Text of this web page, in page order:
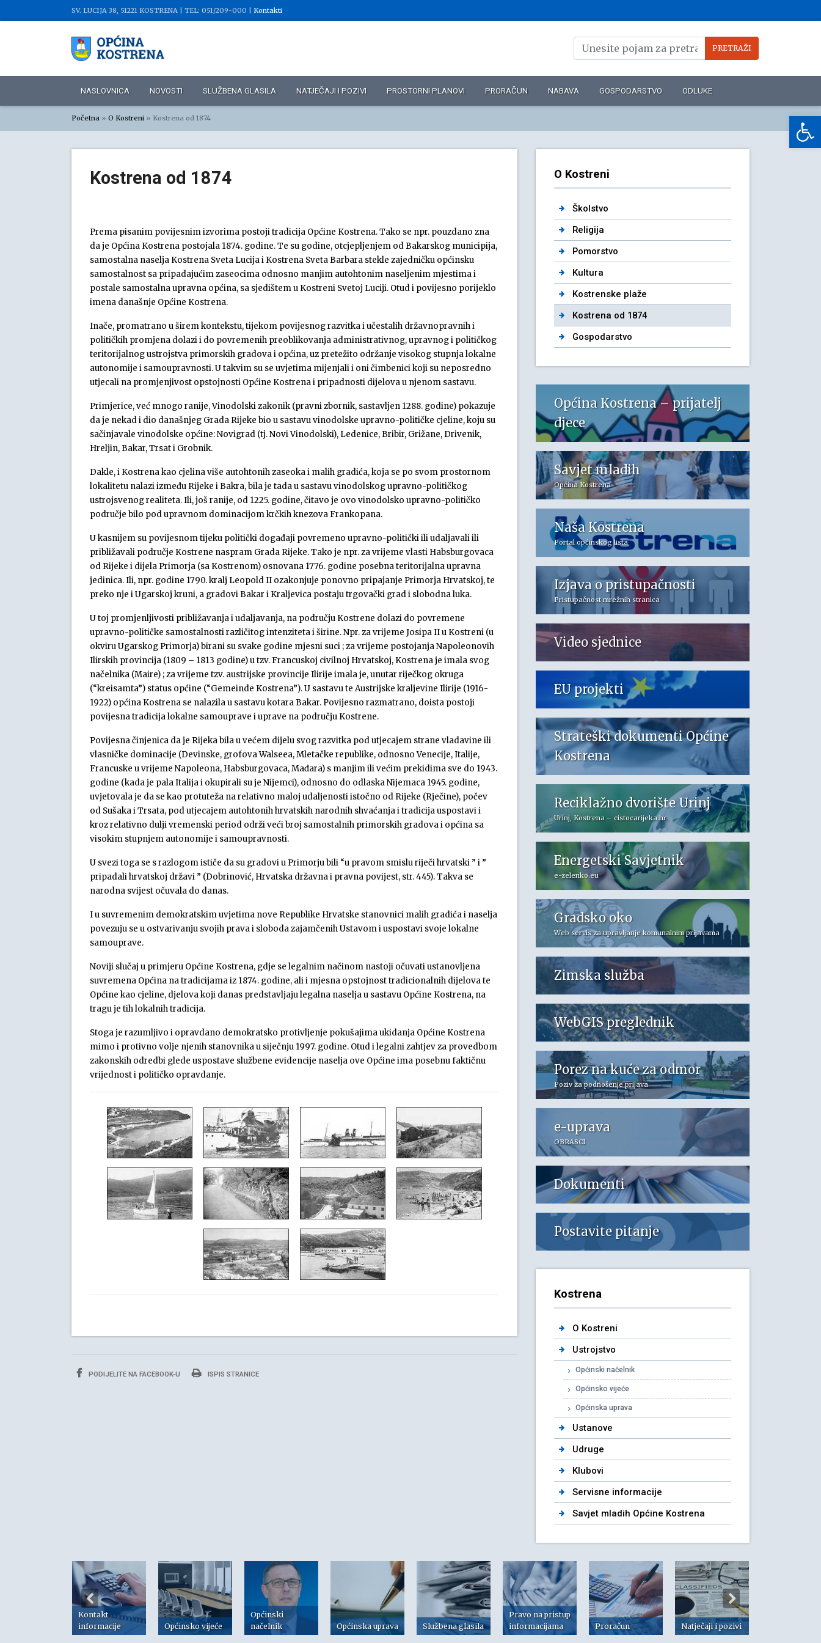
SV. LUCIJA 38, 51221 KOSTRENA | TEL: 051/209-000 | Kontakti
NASLOVNICA NOVOSTI SLUŽBENA GLASILA NATJEČAJI I POZIVI PROSTORNI PLANOVI PRORAČUN NABAVA GOSPODARSTVO ODLUKE
Početna » O Kostreni » Kostrena od 1874
Kostrena od 1874
Prema pisanim povijesnim izvorima postoji tradicija Općine Kostrena. Tako se npr. pouzdano zna
da je Općina Kostrena postojala 1874. godine. Te su godine, otcjepljenjem od Bakarskog municipija,
samostalna naselja Kostrena Sveta Lucija i Kostrena Sveta Barbara stekle zajedničku općinsku
samostalnost sa pripadajućim zaseocima odnosno manjim autohtonim naseljenim mjestima i
postale samostalna upravna općina, sa sjedištem u Kostreni Svetoj Luciji. Otud i povijesno porijeklo
imena današnje Općine Kostrena.
Inače, promatrano u širem kontekstu, tijekom povijesnog razvitka i učestalih državnopravnih i
političkih promjena dolazi i do povremenih preoblikovanja administrativnog, upravnog i političkog
teritorijalnog ustrojstva primorskih gradova i općina, uz pretežito održanje visokog stupnja lokalne
autonomije i samoupravnosti. U takvim su se uvjetima mijenjali i oni čimbenici koji su neposredno
utjecali na promjenjivost opstojnosti Općine Kostrena i pripadnosti dijelova u njenom sastavu.
Primjerice, već mnogo ranije, Vinodolski zakonik (pravni zbornik, sastavljen 1288. godine) pokazuje
da je nekad i dio današnjeg Grada Rijeke bio u sastavu vinodolske upravno-političke cjeline, koju su
sačinjavale vinodolske općine: Novigrad (tj. Novi Vinodolski), Ledenice, Bribir, Grižane, Drivenik,
Hreljin, Bakar, Trsat i Grobnik.
Dakle, i Kostrena kao cjelina više autohtonih zaseoka i malih gradića, koja se po svom prostornom
lokalitetu nalazi između Rijeke i Bakra, bila je tada u sastavu vinodolskog upravno-političkog
ustrojsvenog realiteta. Ili, još ranije, od 1225. godine, čitavo je ovo vinodolsko upravno-političko
područje bilo pod upravnom dominacijom krčkih knezova Frankopana.
U kasnijem su povijesnom tijeku politički događaji povremeno upravno-politički ili udaljavali ili
približavali područje Kostrene naspram Grada Rijeke. Tako je npr. za vrijeme vlasti Habsburgovaca
od Rijeke i dijela Primorja (sa Kostrenom) osnovana 1776. godine posebna teritorijalna upravna
jedinica. Ili, npr. godine 1790. kralj Leopold II ozakonjuje ponovno pripajanje Primorja Hrvatskoj, te
preko nje i Ugarskoj kruni, a gradovi Bakar i Kraljevica postaju trgovački grad i slobodna luka.
U toj promjenljivosti približavanja i udaljavanja, na području Kostrene dolazi do povremene
upravno-političke samostalnosti različitog intenziteta i širine. Npr. za vrijeme Josipa II u Kostreni (u
okviru Ugarskog Primorja) birani su svake godine mjesni suci ; za vrijeme postojanja Napoleonovih
Ilirskih provincija (1809 – 1813 godine) u tzv. Francuskoj civilnoj Hrvatskoj, Kostrena je imala svog
načelnika (Maire) ; za vrijeme tzv. austrijske provincije Ilirije imala je, unutar riječkog okruga
(“kreisamta”) status općine (“Gemeinde Kostrena”). U sastavu te Austrijske kraljevine Ilirije (1916-
1922) općina Kostrena se nalazila u sastavu kotara Bakar. Povijesno razmatrano, doista postoji
povijesna tradicija lokalne samouprave i uprave na području Kostrene.
Povijesna činjenica da je Rijeka bila u većem dijelu svog razvitka pod utjecajem strane vladavine ili
vlasničke dominacije (Devinske, grofova Walseea, Mletačke republike, odnosno Venecije, Italije,
Francuske u vrijeme Napoleona, Habsburgovaca, Mađara) s manjim ili većim prekidima sve do 1943.
godine (kada je pala Italija i okupirali su je Nijemci), odnosno do odlaska Nijemaca 1945. godine,
uvjetovala je da se kao protuteža na relativno maloj udaljenosti istočno od Rijeke (Rječine), počev
od Sušaka i Trsata, pod utjecajem autohtonih hrvatskih narodnih shvaćanja i tradicija uspostavi i
kroz relativno dulji vremenski period održi veći broj samostalnih primorskih gradova i općina sa
visokim stupnjem autonomije i samoupravnosti.
U svezi toga se s razlogom ističe da su gradovi u Primorju bili “u pravom smislu riječi hrvatski ” i ”
pripadali hrvatskoj državi ” (Dobrinović, Hrvatska državna i pravna povijest, str. 445). Takva se
narodna svijest očuvala do danas.
I u suvremenim demokratskim uvjetima nove Republike Hrvatske stanovnici malih gradića i naselja
povezuju se u ostvarivanju svojih prava i sloboda zajamčenih Ustavom i uspostavi svoje lokalne
samouprave.
Noviji slučaj u primjeru Općine Kostrena, gdje se legalnim načinom nastoji očuvati ustanovljena
suvremena Općina na tradicijama iz 1874. godine, ali i mjesna opstojnost tradicionalnih dijelova te
Općine kao cjeline, djelova koji danas predstavljaju legalna naselja u sastavu Općine Kostrena, na
tragu je tih lokalnih tradicija.
Stoga je razumljivo i opravdano demokratsko protivljenje pokušajima ukidanja Općine Kostrena
mimo i protivno volje njenih stanovnika u siječnju 1997. godine. Otud i legalni zahtjev za provedbom
zakonskih odredbi glede uspostave službene evidencije naselja ove Općine ima posebnu faktičnu
vrijednost i političko opravdanje.
PODIJELITE NA FACEBOOK-U ISPIS STRANICE
O Kostreni
Školstvo
Religija
Pomorstvo
Kultura
Kostrenske plaže
Kostrena od 1874
Gospodarstvo
Općina Kostrena – prijatelj
djece
Savjet mladih
Općina Kostrena
Naša Kostrena
Portal općinskog lista
Izjava o pristupačnosti
Pristupačnost mrežnih stranica
Video sjednice
EU projekti
Strateški dokumenti Općine
Kostrena
Reciklažno dvorište Urinj
Urinj, Kostrena – cistocarijeka.hr
Energetski Savjetnik
e-zelenko.eu
Gradsko oko
Web servis za upravljanje komunalnim prijavama
Zimska služba
WebGIS preglednik
Porez na kuće za odmor
Poziv za podnošenje prijava
e-uprava
OBRASCI
Dokumenti
Postavite pitanje
Kostrena
O Kostreni
Ustrojstvo
Općinski načelnik
Općinsko vijeće
Općinska uprava
Ustanove
Udruge
Klubovi
Servisne informacije
Savjet mladih Općine Kostrena
Kontakt
informacije
Općinsko vijeće
Općinski
načelnik
Općinska uprava Službena glasila
Pravo na pristup
informacijama
Proračun Natječaji i pozivi